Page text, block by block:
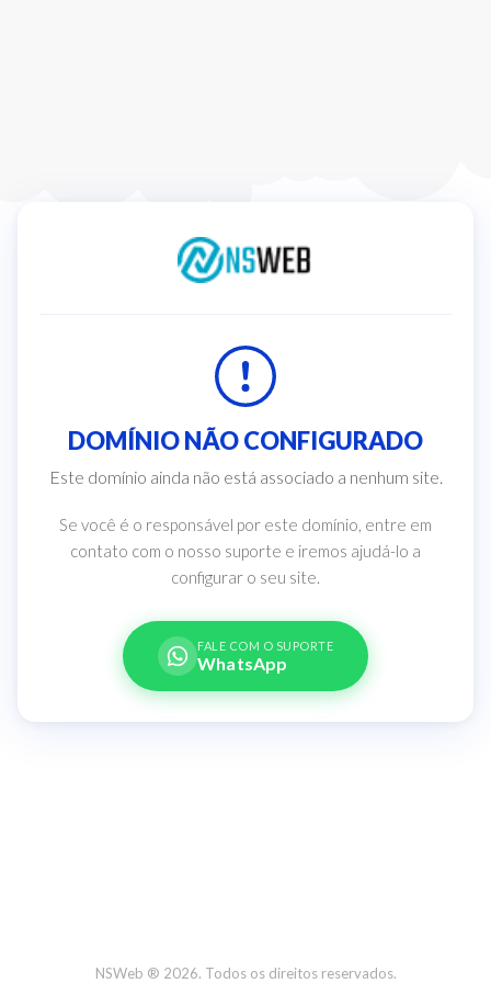
DOMÍNIO NÃO CONFIGURADO
Este domínio ainda não está associado a nenhum site.
Se você é o responsável por este domínio, entre em
contato com o nosso suporte e iremos ajudá-lo a
configurar o seu site.
FALE COM O SUPORTE
WhatsApp
NSWeb ® 2026. Todos os direitos reservados.